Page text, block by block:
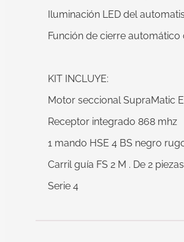
Iluminación LED del
Función de cierre
KIT INCLUYE:
Motor seccional SupraMatic
Receptor integrado 868 mhz
1 mando HSE 4 BS negro
Carril guía FS 2 M . De 2
Serie 4